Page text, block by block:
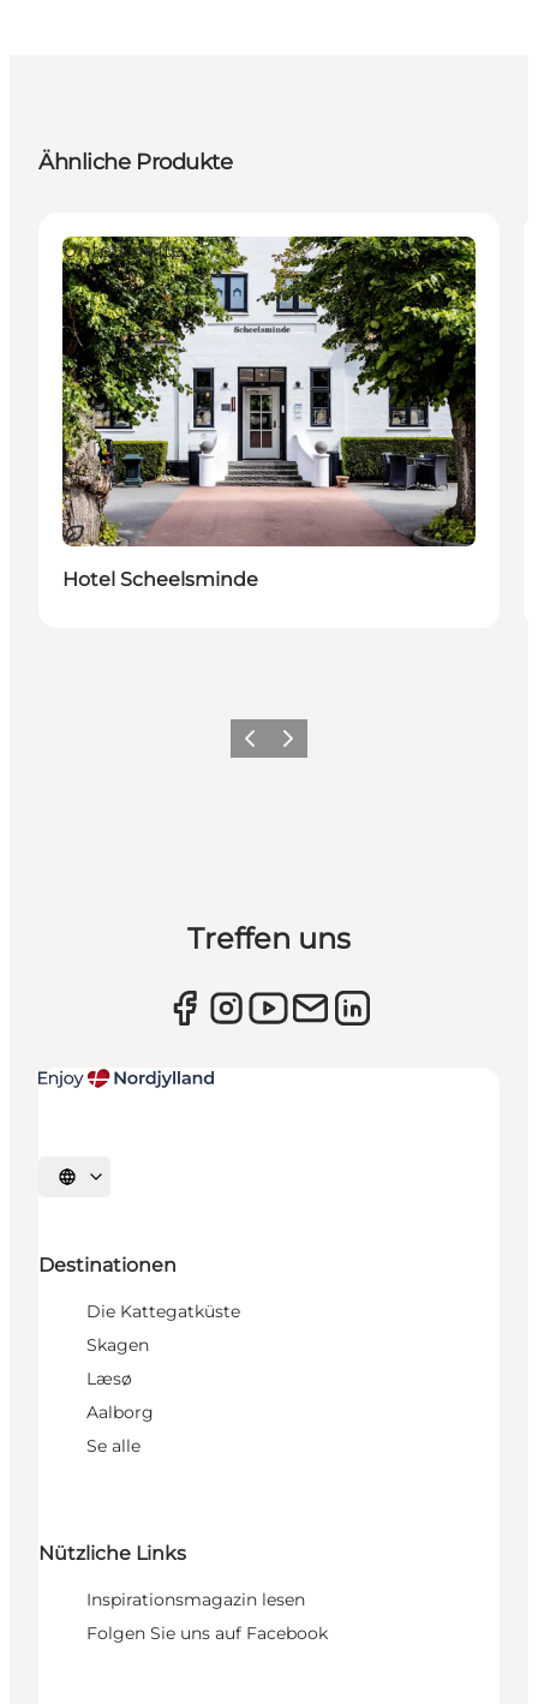
Ähnliche Produkte
Nachhaltig
Unterkünfte
Hotel Scheelsminde
ZurückWeiter
Treffen uns
Sprache auswählen
Destinationen
Die Kattegatküste
Skagen
Læsø
Aalborg
Se alle
Nützliche Links
Inspirationsmagazin lesen
Folgen Sie uns auf Facebook